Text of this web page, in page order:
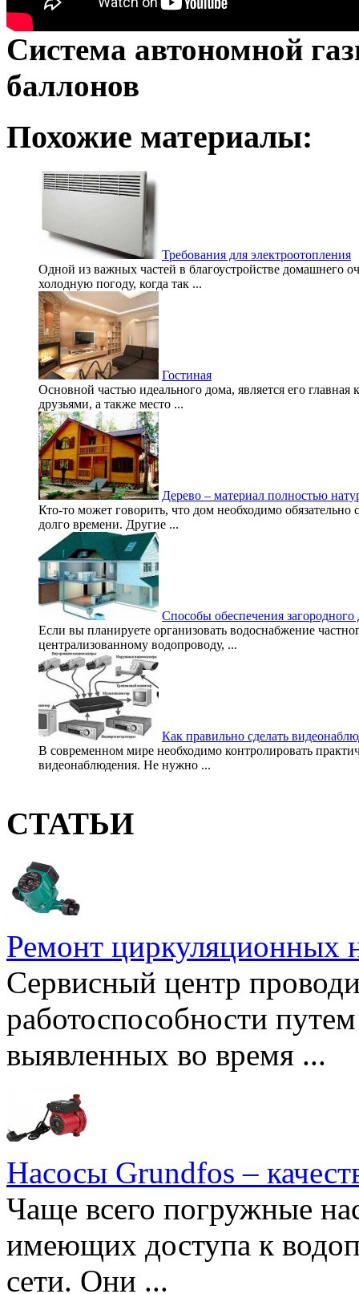
Система автономной
баллонов
Похожие материалы:
Требования для электроотопления
Одной из важных частей в благоустройстве домашнего
холодную погоду, когда так ...
Гостиная
Основной частью идеального дома, является его
друзьями, а также место ...
Дерево – материал полностью
Кто-то может говорить, что дом необходимо обязательно
долго времени. Другие ...
Способы обеспечения загородного
Если вы планируете организовать водоснабжение
централизованному водопроводу, ...
Как правильно сделать
В современном мире необходимо контролировать
видеонаблюдения. Не нужно ...
СТАТЬИ
Ремонт циркуляционных
Сервисный центр
работоспособности
выявленных во время ...
Насосы Grundfos –
Чаще всего погружные
имеющих доступа к
сети. Они ...